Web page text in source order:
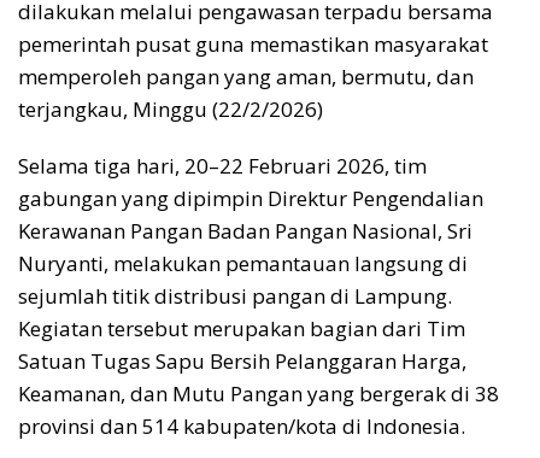
dilakukan melalui pengawasan terpadu bersama
pemerintah pusat guna memastikan masyarakat
memperoleh pangan yang aman, bermutu, dan
terjangkau, Minggu (22/2/2026)
Selama tiga hari, 20–22 Februari 2026, tim
gabungan yang dipimpin Direktur Pengendalian
Kerawanan Pangan Badan Pangan Nasional, Sri
Nuryanti, melakukan pemantauan langsung di
sejumlah titik distribusi pangan di Lampung.
Kegiatan tersebut merupakan bagian dari Tim
Satuan Tugas Sapu Bersih Pelanggaran Harga,
Keamanan, dan Mutu Pangan yang bergerak di 38
provinsi dan 514 kabupaten/kota di Indonesia.